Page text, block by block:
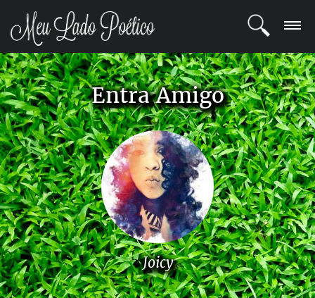
LOGIN
REGISTRO
POETAS
BLOG
COMUNIDADE
Entra Amigo
Joicy